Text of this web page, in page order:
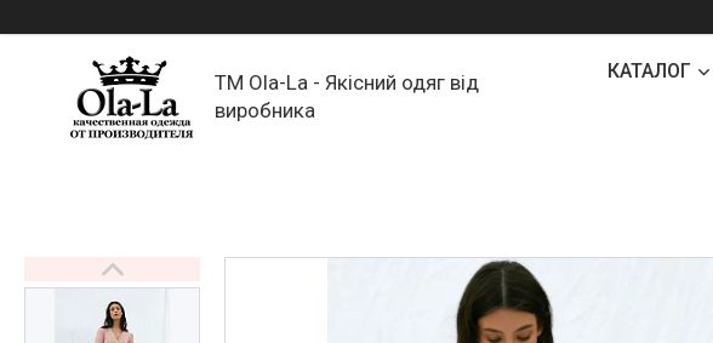
TM Ola-La - Якісний одяг від
виробника
КАТАЛОГ